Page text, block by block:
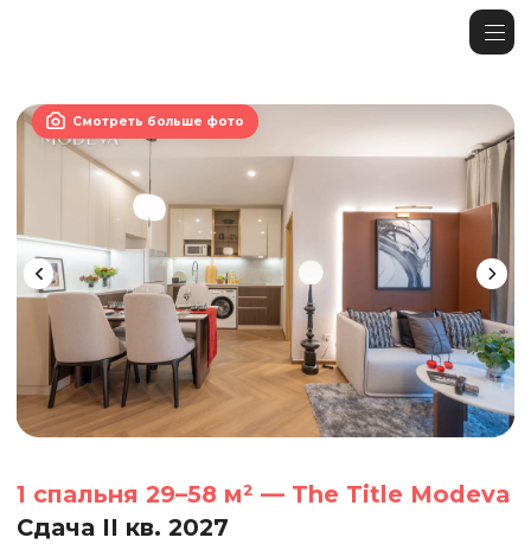
 Смотреть больше фото
1 спальня 29–58 м² — The Title Modeva
Сдача II кв. 2027